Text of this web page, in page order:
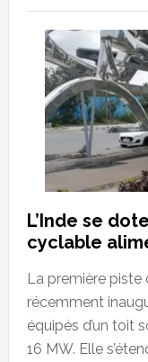
L’Inde se
cyclable
La première piste
récemment
équipés d’un toit
16 MW. Elle